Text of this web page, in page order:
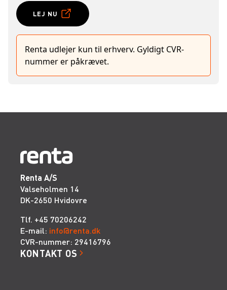
LEJ NU
Renta udlejer kun til erhverv. Gyldigt CVR-
nummer er påkrævet.
Renta A/S
Valseholmen 14
DK-2650 Hvidovre
Tlf. +45 70206242
E-mail: info@renta.dk
CVR-nummer: 29416796
KONTAKT OS